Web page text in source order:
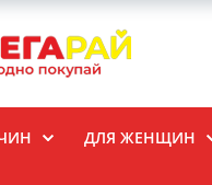
ДЛЯ ЖЕНЩИН